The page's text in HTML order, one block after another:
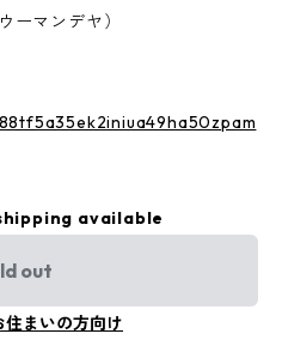
ーマンデヤ）
available
out
住まいの方向け